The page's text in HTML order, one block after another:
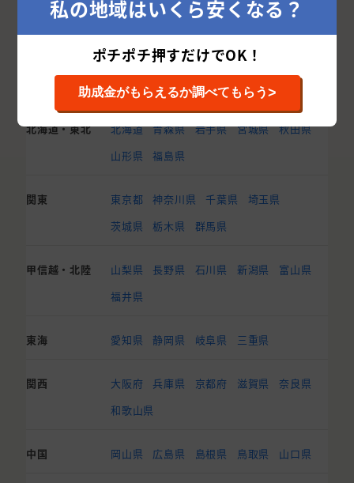
他都道府県から外壁塗装業者を探す
北海道・東北 北海道 青森県 岩手県 宮城県
秋田県
山形県
福島県
関東 東京都 神奈川県 千葉県
埼玉県
茨城県
栃木県 群馬県
甲信越・北陸 山梨県 長野県 石川県 新潟県
富山県
福井県
東海 愛知県 静岡県 岐阜県 三重県
関西 大阪府 兵庫県 京都府 滋賀県
奈良県
和歌山県
中国 岡山県 広島県 島根県 鳥取県 山口県
私の地域はいくら安くなる？
ポチポチ押すだけでOK！
助成金がもらえるか調べてもらう>